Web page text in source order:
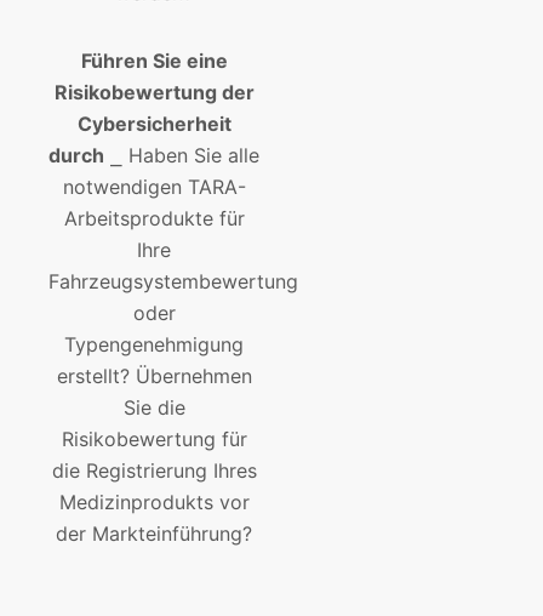
Führen Sie eine
Risikobewertung der
Cybersicherheit
durch ⎯ Haben Sie alle
notwendigen TARA-
Arbeitsprodukte für
Ihre
Fahrzeugsystembewertung
oder
Typengenehmigung
erstellt? Übernehmen
Sie die
Risikobewertung für
die Registrierung Ihres
Medizinprodukts vor
der Markteinführung?